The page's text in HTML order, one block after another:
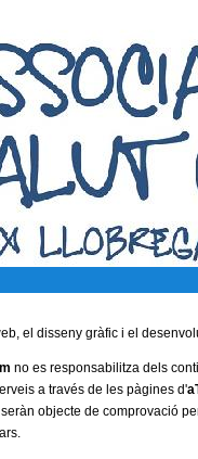
el disseny gràfic i el
no es responsabilitza dels
a través de les pàgines d'
objecte de comprovació